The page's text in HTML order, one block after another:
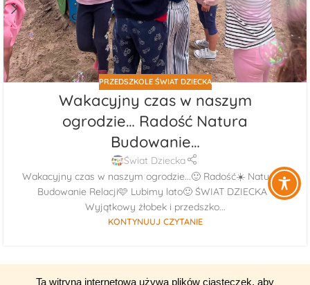
Ta witryna internetowa używa plików ciasteczek, aby
PRZEDSZKOLE ŚWIAT DZIECKA
Wakacyjny czas w naszym
ogrodzie… Radość Natura
Budowanie…
Świat Dziecka
Wakacyjny czas w naszym ogrodzie...🙂 Radość☀️ Natura🌳
Budowanie Relacji🩷 Lubimy lato🙂 ŚWIAT DZIECKA -
Wyjątkowy żłobek i przedszko...
KONTYNUUJ CZYTANIE